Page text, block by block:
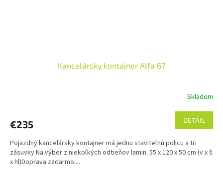
Kancelársky kontajner Alfa 67
Skladom
€235 DETAIL
Pojazdný kancelársky kontajner má jednu staviteľnú policu a tri
zásuvky.Na výber z niekoľkých odtieňov lamin. 55 x 120 x 50 cm (v x š
x hl)Doprava zadarmo....